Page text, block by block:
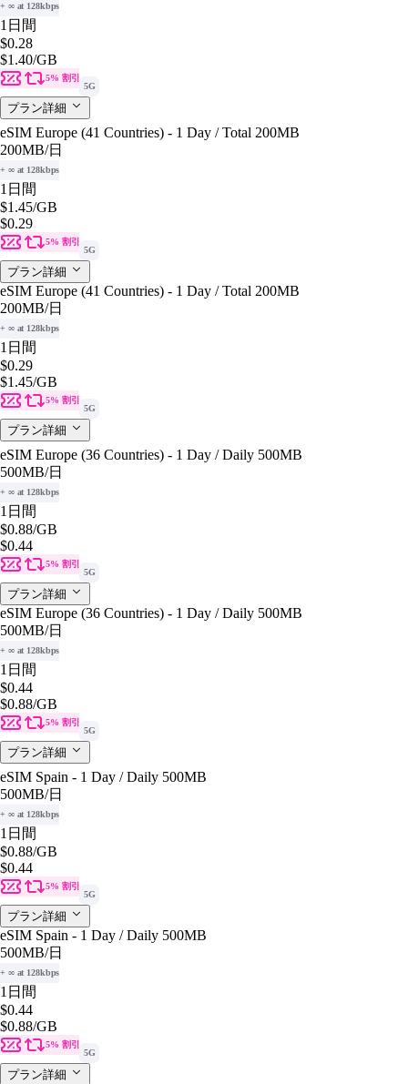
+ ∞ at 128kbps
1日間
$0.28
$1.40/GB
5% 割引
5G
プラン詳細
eSIM Europe (41 Countries) - 1 Day / Total 200MB
200MB/日
+ ∞ at 128kbps
1日間
$1.45/GB
$0.29
5% 割引
5G
プラン詳細
eSIM Europe (41 Countries) - 1 Day / Total 200MB
200MB/日
+ ∞ at 128kbps
1日間
$0.29
$1.45/GB
5% 割引
5G
プラン詳細
eSIM Europe (36 Countries) - 1 Day / Daily 500MB
500MB/日
+ ∞ at 128kbps
1日間
$0.88/GB
$0.44
5% 割引
5G
プラン詳細
eSIM Europe (36 Countries) - 1 Day / Daily 500MB
500MB/日
+ ∞ at 128kbps
1日間
$0.44
$0.88/GB
5% 割引
5G
プラン詳細
eSIM Spain - 1 Day / Daily 500MB
500MB/日
+ ∞ at 128kbps
1日間
$0.88/GB
$0.44
5% 割引
5G
プラン詳細
eSIM Spain - 1 Day / Daily 500MB
500MB/日
+ ∞ at 128kbps
1日間
$0.44
$0.88/GB
5% 割引
5G
プラン詳細